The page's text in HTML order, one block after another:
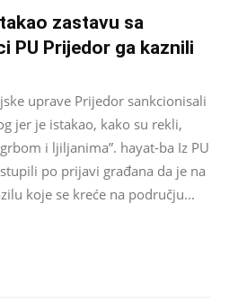
zastavu sa
PU Prijedor ga kaznili
uprave Prijedor sankcionisali
jer je istakao, kako su rekli,
i ljiljanima”. hayat-ba Iz PU
po prijavi građana da je na
koje se kreće na području...